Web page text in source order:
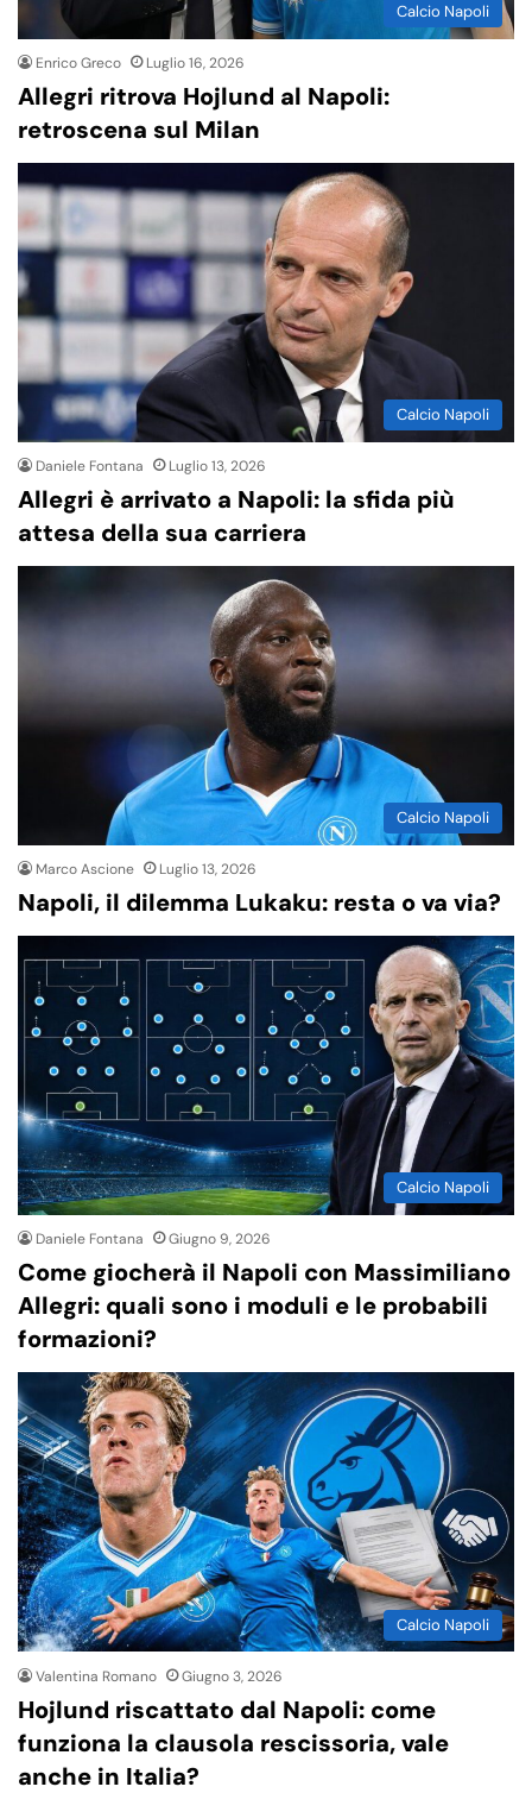
Calcio Napoli
Enrico Greco Luglio 16, 2026
Allegri ritrova Hojlund al Napoli:
retroscena sul Milan
Calcio Napoli
Daniele Fontana Luglio 13, 2026
Allegri è arrivato a Napoli: la sfida più
attesa della sua carriera
Calcio Napoli
Marco Ascione Luglio 13, 2026
Napoli, il dilemma Lukaku: resta o va via?
Calcio Napoli
Daniele Fontana Giugno 9, 2026
Come giocherà il Napoli con Massimiliano
Allegri: quali sono i moduli e le probabili
formazioni?
Calcio Napoli
Valentina Romano Giugno 3, 2026
Hojlund riscattato dal Napoli: come
funziona la clausola rescissoria, vale
anche in Italia?